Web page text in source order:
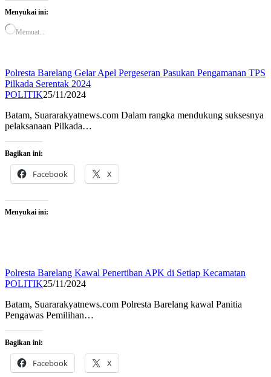
Menyukai ini:
Memuat...
Polresta Barelang Gelar Apel Pergeseran Pasukan Pengamanan TPS
Pilkada Serentak 2024
POLITIK25/11/2024
Batam, Suararakyatnews.com Dalam rangka mendukung suksesnya
pelaksanaan Pilkada…
Bagikan ini:
Facebook X
Menyukai ini:
Polresta Barelang Kawal Penertiban APK di Setiap Kecamatan
POLITIK25/11/2024
Batam, Suararakyatnews.com Polresta Barelang kawal Panitia
Pengawas Pemilihan…
Bagikan ini:
Facebook X